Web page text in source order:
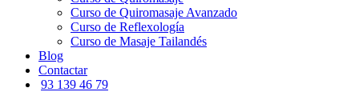
Curso de Quiromasaje Avanzado
Curso de Reflexología
Curso de Masaje Tailandés
Blog
Contactar
93 139 46 79